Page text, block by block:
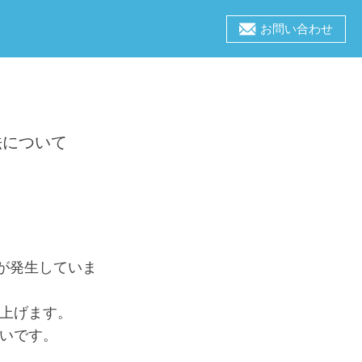
お問い合わせ
ついて
発生していま
げます。
です。